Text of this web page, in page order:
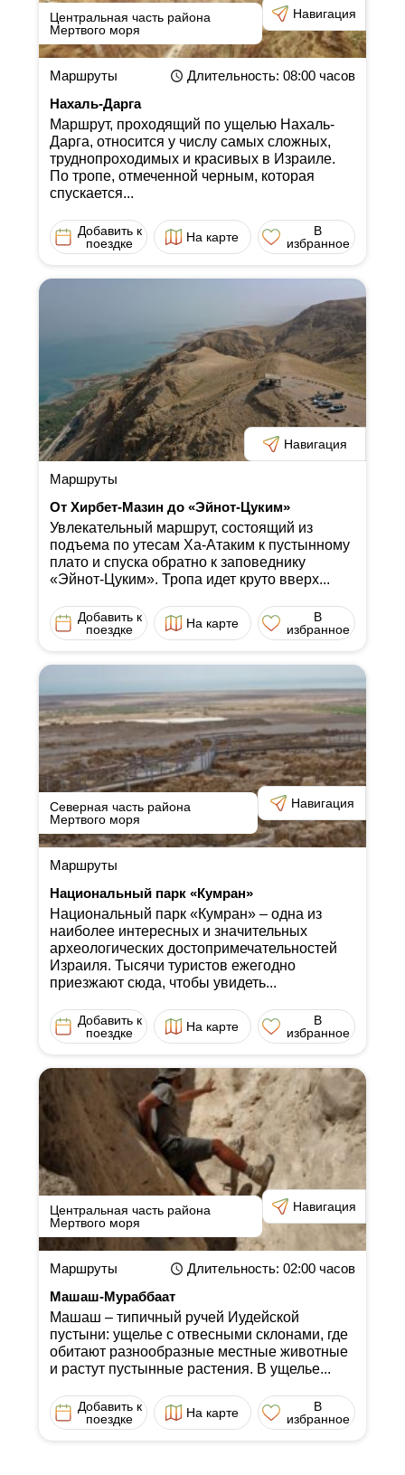
Центральная часть района
Мертвого моря
Навигация
Маршруты Длительность: 08:00часов
Нахаль-Дарга
Маршрут, проходящий по ущелью Нахаль-
Дарга, относится у числу самых сложных,
труднопроходимых и красивых в Израиле.
По тропе, отмеченной черным, которая
спускается...
Добавить к
поездке
На карте
В
избранное
Навигация
Маршруты
От Хирбет-Мазин до «Эйнот-Цуким»
Увлекательный маршрут, состоящий из
подъема по утесам Ха-Атаким к пустынному
плато и спуска обратно к заповеднику
«Эйнот-Цуким». Тропа идет круто вверх...
Добавить к
поездке
На карте
В
избранное
Северная часть района
Мертвого моря
Навигация
Маршруты
Национальный парк «Кумран»
Национальный парк «Кумран» ‒ одна из
наиболее интересных и значительных
археологических достопримечательностей
Израиля. Тысячи туристов ежегодно
приезжают сюда, чтобы увидеть...
Добавить к
поездке
На карте
В
избранное
Центральная часть района
Мертвого моря
Навигация
Маршруты Длительность: 02:00часов
Машаш-Мураббаат
Машаш ‒ типичный ручей Иудейской
пустыни: ущелье с отвесными склонами, где
обитают разнообразные местные животные
и растут пустынные растения. В ущелье...
Добавить к
поездке
На карте
В
избранное